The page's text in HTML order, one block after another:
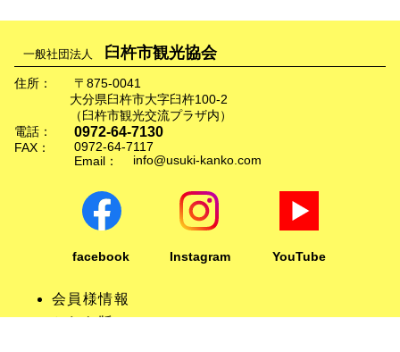
一般社団法人 臼杵市観光協会
住所：
〒875-0041
大分県臼杵市大字臼杵100-2
（臼杵市観光交流プラザ内）
電話：
0972-64-7130
FAX：
0972-64-7117
Email：
info@usuki-kanko.com
facebook Instagram YouTube
会員様情報
かわら版